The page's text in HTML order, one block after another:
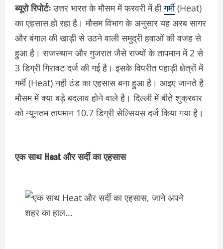
ब्यूरो रिपोर्टःउत्तर भारत के मौसम में फरवरी में हीगर्मी(Heat)
का एहसास हो रहा है। मौसम विभाग के अनुसार यह अरब सागर
और बंगाल की खाड़ी से उठने वाली समुद्री हवाओं की वजह से
हुआ है। राजस्थान और गुजरात जैसे राज्यों के तापमान में 2 से
3 डिग्री गिरावट दर्ज की गई है। इसके विपरीत पहाड़ी क्षेत्रों में
गर्मी (Heat) नही ठंड का एहसास बना हुआ है। आइए जानते है
मौसम में क्या बड़े बदलाव होने वाले है। दिल्ली में बीते शुक्रवार
को न्यूनतम तापमान 10.7 डिग्री सेल्सियस दर्ज किया गया है।
एक साथ Heat और सर्दी का एहसास